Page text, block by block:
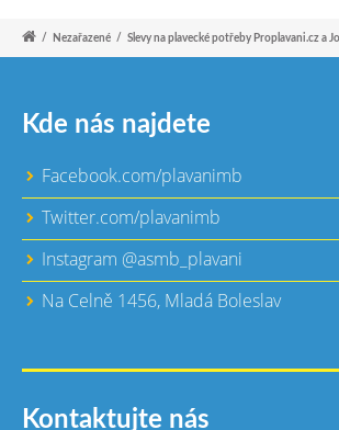
/ Nezařazené / Slevy na plavecké potřeby Proplavani.cz a
Kde nás najdete
Facebook.com/plavanimb
Twitter.com/plavanimb
Instagram @asmb_plavani
Na Celně 1456, Mladá Boleslav
Kontaktujte nás